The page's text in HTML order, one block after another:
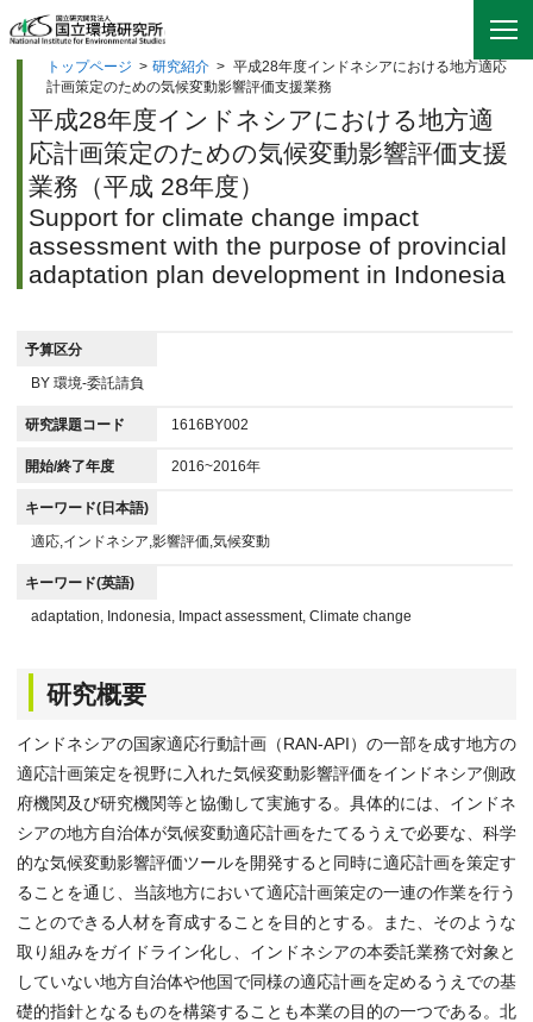
トップページ > 研究紹介 > 平成28年度インドネシアにおける地方適応
計画策定のための気候変動影響評価支援業務
平成28年度インドネシアにおける地方適
応計画策定のための気候変動影響評価支援
業務（平成 28年度）
Support for climate change impact
assessment with the purpose of provincial
adaptation plan development in Indonesia
予算区分
BY 環境-委託請負
研究課題コード 1616BY002
開始/終了年度 2016~2016年
キーワード(日本語)
適応,インドネシア,影響評価,気候変動
キーワード(英語)
adaptation, Indonesia, Impact assessment, Climate change
研究概要
インドネシアの国家適応行動計画（RAN-API）の一部を成す地方の
適応計画策定を視野に入れた気候変動影響評価をインドネシア側政
府機関及び研究機関等と協働して実施する。具体的には、インドネ
シアの地方自治体が気候変動適応計画をたてるうえで必要な、科学
的な気候変動影響評価ツールを開発すると同時に適応計画を策定す
ることを通じ、当該地方において適応計画策定の一連の作業を行う
ことのできる人材を育成することを目的とする。また、そのような
取り組みをガイドライン化し、インドネシアの本委託業務で対象と
していない地方自治体や他国で同様の適応計画を定めるうえでの基
礎的指針となるものを構築することも本業の目的の一つである。北